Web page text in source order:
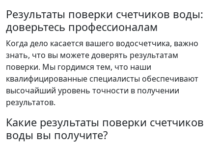
Результаты поверки счетчиков воды:
доверьтесь профессионалам
Когда дело касается вашего водосчетчика, важно
знать, что вы можете доверять результатам
поверки. Мы гордимся тем, что наши
квалифицированные специалисты обеспечивают
высочайший уровень точности в получении
результатов.
Какие результаты поверки счетчиков
воды вы получите?